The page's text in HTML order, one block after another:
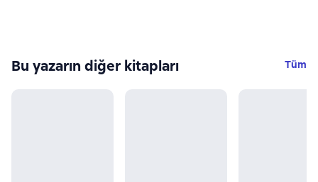
Bu yazarın diğer kitapları Tüm